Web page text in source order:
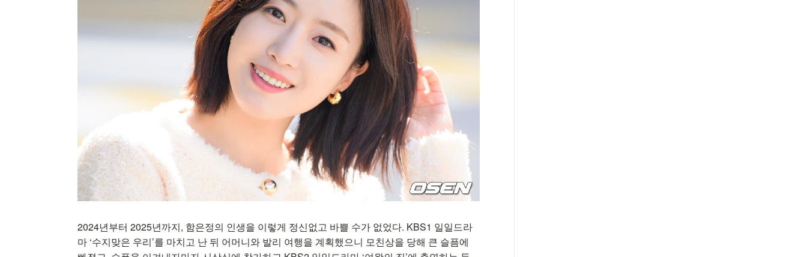
2024년부터 2025년까지, 함은정의 인생을 이렇게 정신없고 바쁠 수가 없었다. KBS1 일일드라
마 ‘수지맞은 우리’를 마치고 난 뒤 어머니와 발리 여행을 계획했으니 모친상을 당해 큰 슬픔에